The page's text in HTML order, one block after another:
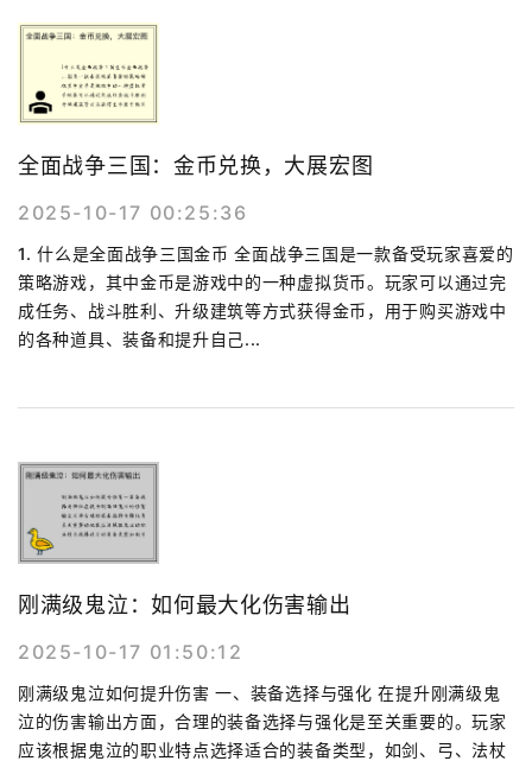
全面战争三国：金币兑换，大展宏图
2025-10-17 00:25:36
1. 什么是全面战争三国金币 全面战争三国是一款备受玩家喜爱的
策略游戏，其中金币是游戏中的一种虚拟货币。玩家可以通过完
成任务、战斗胜利、升级建筑等方式获得金币，用于购买游戏中
的各种道具、装备和提升自己...
刚满级鬼泣：如何最大化伤害输出
2025-10-17 01:50:12
刚满级鬼泣如何提升伤害 一、装备选择与强化 在提升刚满级鬼
泣的伤害输出方面，合理的装备选择与强化是至关重要的。玩家
应该根据鬼泣的职业特点选择适合的装备类型，如剑、弓、法杖